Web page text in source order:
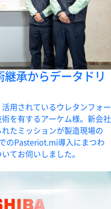
継承からデータドリ
用されているウレタンフォー
を有するアーケム様。新会社
たミッションが製造現場の
のPasteriot.mi導入にまつわ
てお伺いしました。